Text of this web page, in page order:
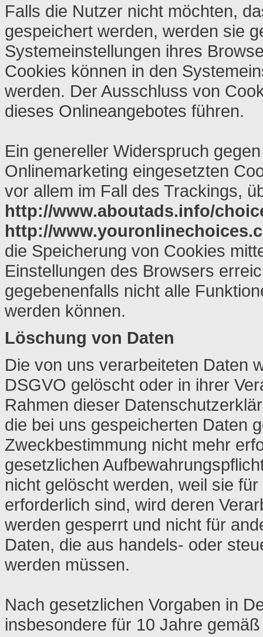
Falls die Nutzer nicht möchten,
gespeichert werden, werden sie
Systemeinstellungen ihres
Cookies können in den
werden. Der Ausschluss von
dieses Onlineangebotes führen.
Ein genereller Widerspruch
Onlinemarketing eingesetzten
vor allem im Fall des Trackings,
http://www.aboutads.info/
http://
die Speicherung von Cookies
Einstellungen des Browsers
gegebenenfalls nicht alle
werden können.
Löschung von Daten
Die von uns verarbeiteten Daten
DSGVO gelöscht oder in ihrer
Rahmen dieser
die bei uns gespeicherten Daten
Zweckbestimmung nicht mehr
gesetzlichen
nicht gelöscht werden, weil sie
erforderlich sind, wird deren
werden gesperrt und nicht für
Daten, die aus handels- oder
werden müssen.
Nach gesetzlichen Vorgaben in
insbesondere für 10 Jahre